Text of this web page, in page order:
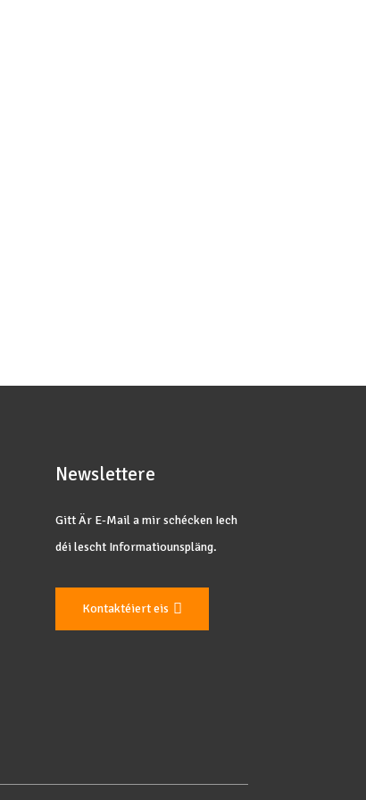
Newslettere
Gitt Är E-Mail a mir schécken Iech
déi lescht Informatiounspläng.
Kontaktéiert eis